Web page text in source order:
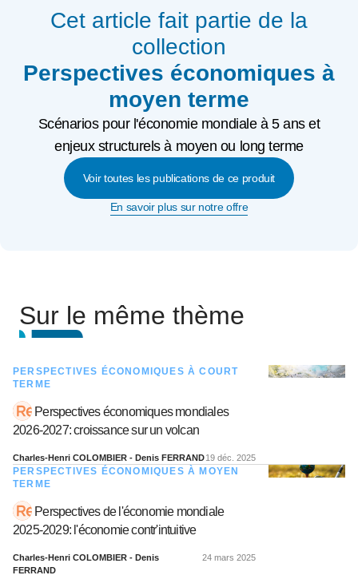
Cet article fait partie de la
collection
Perspectives économiques à
moyen terme
Scénarios pour l'économie mondiale à 5 ans et
enjeux structurels à moyen ou long terme
Voir toutes les publications de ce produit
En savoir plus sur notre offre
Sur le même thème
PERSPECTIVES ÉCONOMIQUES À COURT
TERME
Perspectives économiques mondiales
2026-2027: croissance sur un volcan
Charles-Henri COLOMBIER - Denis FERRAND19 déc. 2025
PERSPECTIVES ÉCONOMIQUES À MOYEN
TERME
Perspectives de l'économie mondiale
2025-2029: l'économie contr'intuitive
Charles-Henri COLOMBIER - Denis
FERRAND
24 mars 2025